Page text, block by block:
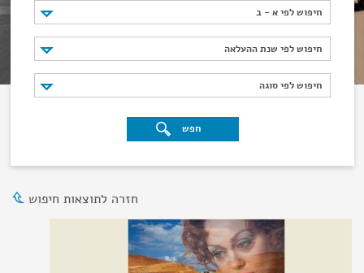
חיפוש לפי א - ב
חיפוש לפי א - ב
חיפוש לפי שנת ההעלאה
חיפוש לפי שנת ההעלאה
חיפוש לפי סוגה
חיפוש לפי סוגה
חפש
חזרה לתוצאות חיפוש